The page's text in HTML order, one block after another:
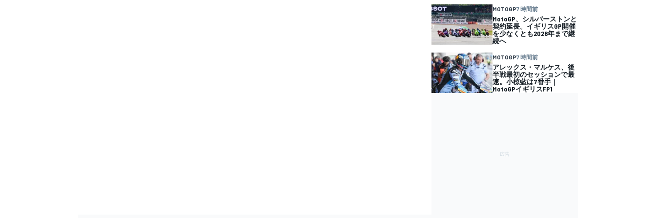
MOTOGP7 時間前
MotoGP、シルバーストンと
契約延長。イギリスGP開催
を少なくとも2028年まで継
続へ
MOTOGP7 時間前
アレックス・マルケス、後
半戦最初のセッションで最
速。小椋藍は7番手｜
MotoGPイギリスFP1